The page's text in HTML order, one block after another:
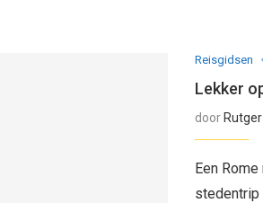
Reisgidsen
Lekker
door Rutger
Een
stedentrip